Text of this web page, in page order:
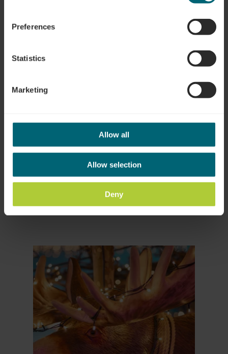
Preferences
Statistics
Marketing
Allow all
Allow selection
Deny